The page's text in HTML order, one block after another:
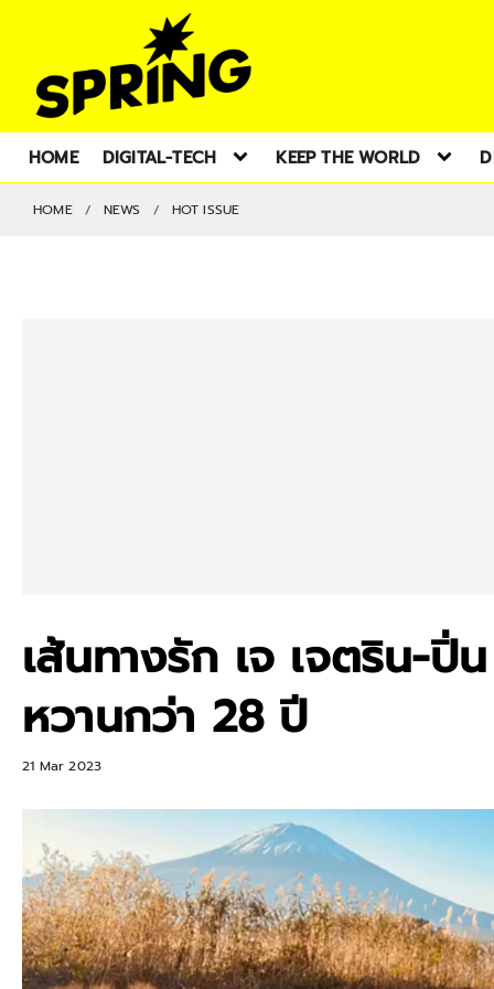
HOME DIGITAL-TECH KEEP THE WORLD
HOME NEWS HOT ISSUE
เส้นทางรัก เจ เจตริน-
หวานกว่า 28 ปี
21 Mar 2023